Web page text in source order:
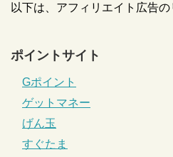
以下は、アフィリエイト広告の
ポイントサイト
Gポイント
ゲットマネー
げん玉
すぐたま